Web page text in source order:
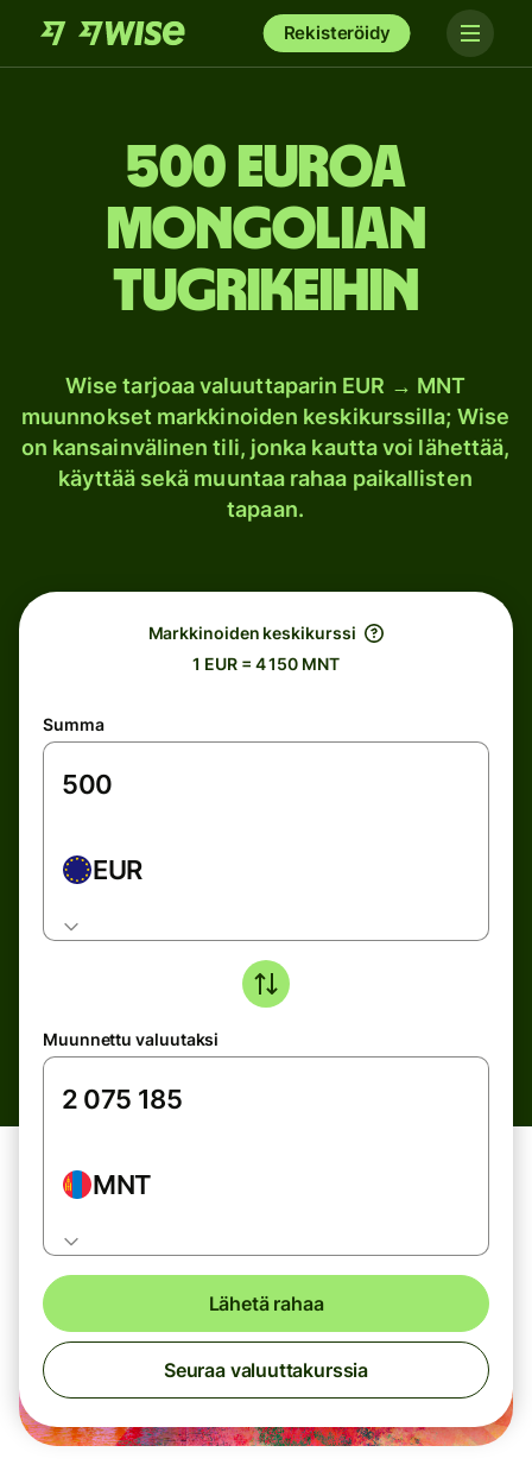
Rekisteröidy
500 euroa
Mongolian
tugrikeihin
Wise tarjoaa valuuttaparin EUR → MNT
muunnokset markkinoiden keskikurssilla; Wise
on kansainvälinen tili, jonka kautta voi lähettää,
käyttää sekä muuntaa rahaa paikallisten
tapaan.
Markkinoiden keskikurssi
1 EUR = 4 150 MNT
Summa
EUR
Muunnettu valuutaksi
MNT
Lähetä rahaa
Seuraa valuuttakurssia